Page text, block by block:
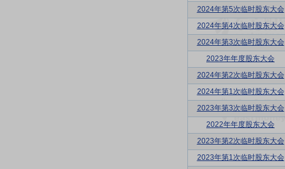
2024年第5次临时股东大会
2024年第4次临时股东大会
2024年第3次临时股东大会
2023年年度股东大会
2024年第2次临时股东大会
2024年第1次临时股东大会
2023年第3次临时股东大会
2022年年度股东大会
2023年第2次临时股东大会
2023年第1次临时股东大会